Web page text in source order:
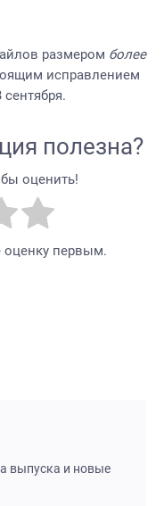
размером более
исправлением
полезна?
оценить!
оценку первым.
выпуска и новые